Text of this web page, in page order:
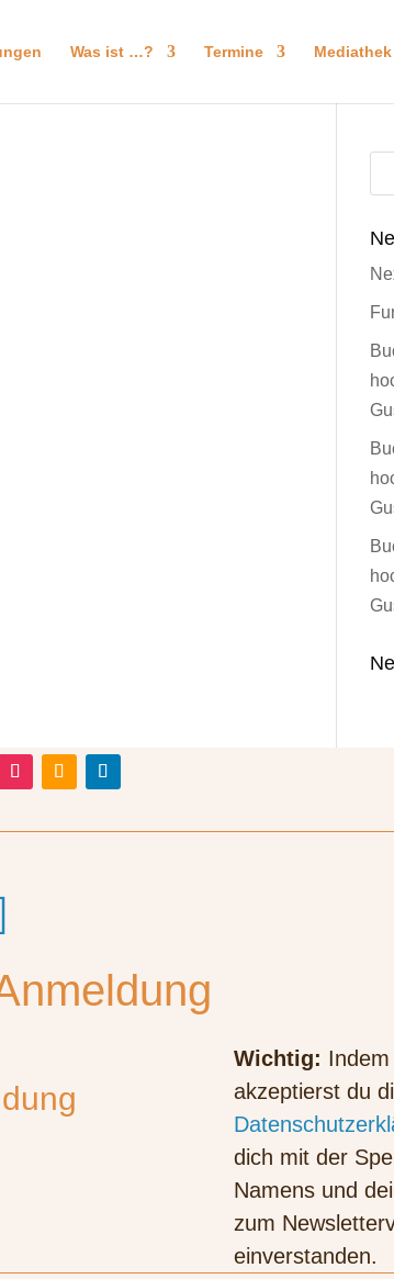
Was ist …? Termine Mediathek
Wichtig:
akzeptierst du
dich mit der
Namens und
zum
einverstanden.